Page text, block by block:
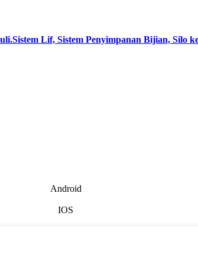
Lif, Sistem Penyimpanan Bijian,
Android
IOS